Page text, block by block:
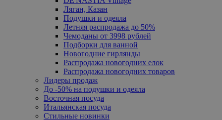
Ляган, Казан
Подушки и одеяла
Летняя распродажа до 50%
Чемоданы от 3998 рублей
Подборки для ванной
Новогодние гирлянды
Распродажа новогодних елок
Распродажа новогодних товаров
Лидеры продаж
До -50% на подушки и одеяла
Восточная посуда
Итальянская посуда
Стильные новинки